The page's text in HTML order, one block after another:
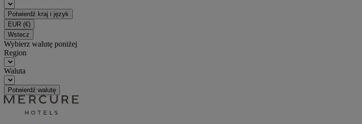
Potwierdź kraj i język
EUR (€)
Wstecz
Wybierz walutę poniżej
Region
Waluta
Potwierdź walutę